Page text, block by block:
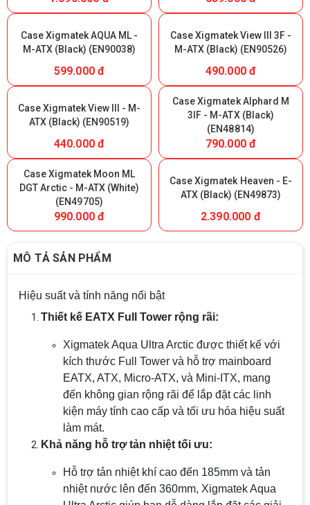
Case Xigmatek AQUA ML -
M-ATX (Black) (EN90038)
599.000 đ
Case Xigmatek View III 3F -
M-ATX (Black) (EN90526)
490.000 đ
Case Xigmatek View III - M-
ATX (Black) (EN90519)
440.000 đ
Case Xigmatek Alphard M
3IF - M-ATX (Black)
(EN48814)
790.000 đ
Case Xigmatek Moon ML
DGT Arctic - M-ATX (White)
(EN49705)
990.000 đ
Case Xigmatek Heaven - E-
ATX (Black) (EN49873)
2.390.000 đ
MÔ TẢ SẢN PHẨM
Hiệu suất và tính năng nổi bật
Thiết kế EATX Full Tower rộng rãi:
Xigmatek Aqua Ultra Arctic được thiết kế với
kích thước Full Tower và hỗ trợ mainboard
EATX, ATX, Micro-ATX, và Mini-ITX, mang
đến không gian rộng rãi để lắp đặt các linh
kiện máy tính cao cấp và tối ưu hóa hiệu suất
làm mát.
Khả năng hỗ trợ tản nhiệt tối ưu:
Hỗ trợ tản nhiệt khí cao đến 185mm và tản
nhiệt nước lên đến 360mm, Xigmatek Aqua